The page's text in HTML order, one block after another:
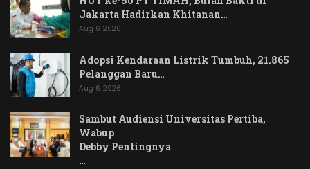
Jakarta Hadirkan Khitanan…
Aug 6, 2026
Adopsi Kendaraan Listrik Tumbuh, 21.865
Pelanggan Baru…
Aug 6, 2026
Sambut Audiensi Universitas Pertiba,
Wabup
Debby Pentingnya
…